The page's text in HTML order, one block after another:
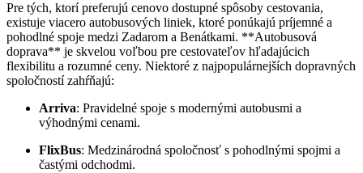
Pre tých, ktorí preferujú cenovo dostupné spôsoby cestovania,
existuje viacero autobusových‌ liniek, ktoré ponúkajú príjemné a
pohodlné spoje​ medzi Zadarom a Benátkami. **Autobusová
doprava** je ​skvelou voľbou pre cestovateľov ​hľadajúcich
flexibilitu⁤ a⁤ rozumné ceny. Niektoré z‍ najpopulárnejších dopravných
‌spoločností zahŕňajú:
Arriva: Pravidelné spoje s modernými autobusmi a
výhodnými cenami.
FlixBus: Medzinárodná spoločnosť s‍ pohodlnými spojmi‍ a
častými odchodmi.